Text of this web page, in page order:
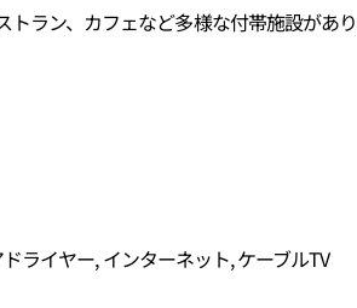
ラン、カフェなど多様な付帯施設があ
ライヤー, インターネット, ケーブルTV